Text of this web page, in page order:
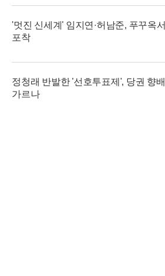
'멋진 신세계' 임지연·허남준, 푸꾸옥서
포착
정청래 반발한 '선호투표제', 당권 향배
가르나